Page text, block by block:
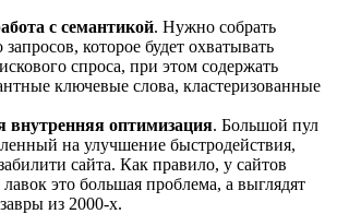
с семантикой. Нужно собрать
которое будет охватывать
спроса, при этом содержать
ключевые слова, кластеризованные
внутренняя оптимизация. Большой пул
на улучшение быстродействия,
сайта. Как правило, у сайтов
это большая проблема, а выглядят
из 2000-х.